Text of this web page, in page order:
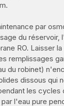
par
du réservoir,
RO. Laisser
remplissages
du robinet)
dissous qui
les cycles
l'eau pure